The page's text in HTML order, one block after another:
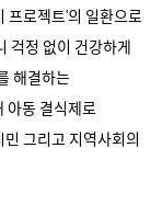
프로젝트'의 일환으로
걱정 없이 건강하게
해결하는
아동 결식제로
민 그리고 지역사회의